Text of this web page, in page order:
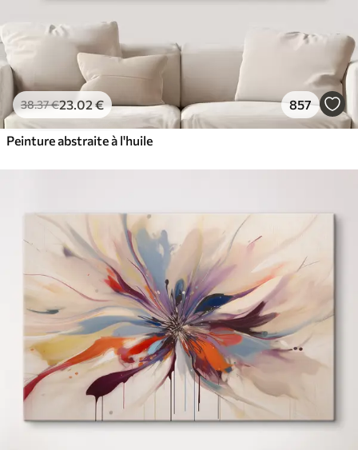
38.37€23.02 € 857
Peinture abstraite à l'huile